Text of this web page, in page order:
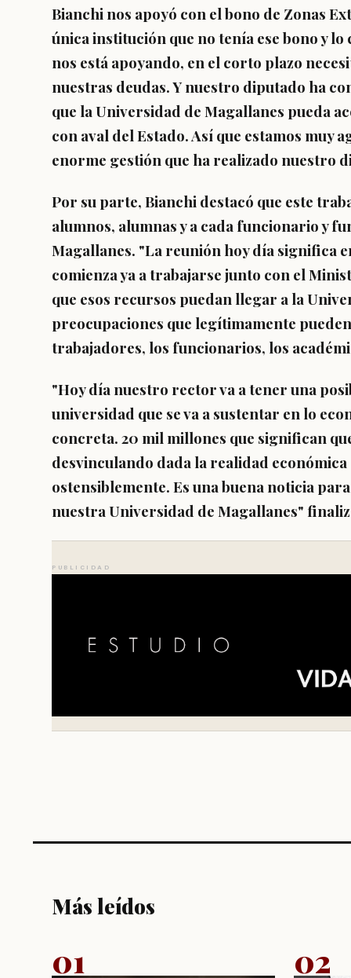
Bianchi nos apoyó con el bono de Zonas
única institución que no tenía ese bono y
nos está apoyando, en el corto plazo
nuestras deudas. Y nuestro diputado ha
que la Universidad de Magallanes pueda
con aval del Estado. Así que estamos muy
enorme gestión que ha realizado nuestro
Por su parte, Bianchi destacó que este
alumnos, alumnas y a cada funcionario y
Magallanes. "La reunión hoy día significa
comienza ya a trabajarse junto con el
que esos recursos puedan llegar a la
preocupaciones que legítimamente
trabajadores, los funcionarios, los
"Hoy día nuestro rector va a tener una
universidad que se va a sustentar en lo
concreta. 20 mil millones que significan
desvinculando dada la realidad económica
ostensiblemente. Es una buena noticia
nuestra Universidad de Magallanes"
PUBLICIDAD
Más leídos
01 02